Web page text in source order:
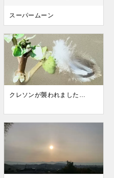
スーパームーン
クレソンが襲われました…